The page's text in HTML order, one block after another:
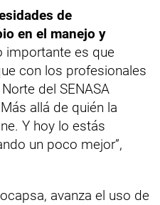
de
en el manejo y
importante es que
con los profesionales
del SENASA
allá de quién la
Y hoy lo estás
un poco mejor”,
avanza el uso de